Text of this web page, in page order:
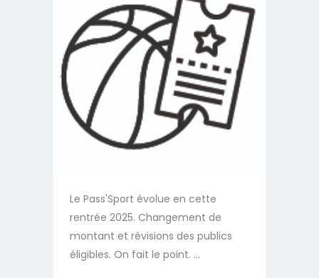
Le Pass'Sport évolue en cette
rentrée 2025. Changement de
montant et révisions des publics
éligibles. On fait le point. ...